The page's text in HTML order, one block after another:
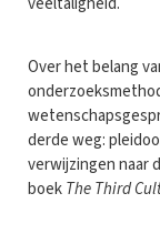
Over het belang
derde weg:
verwijzingen naar
boekThe Third